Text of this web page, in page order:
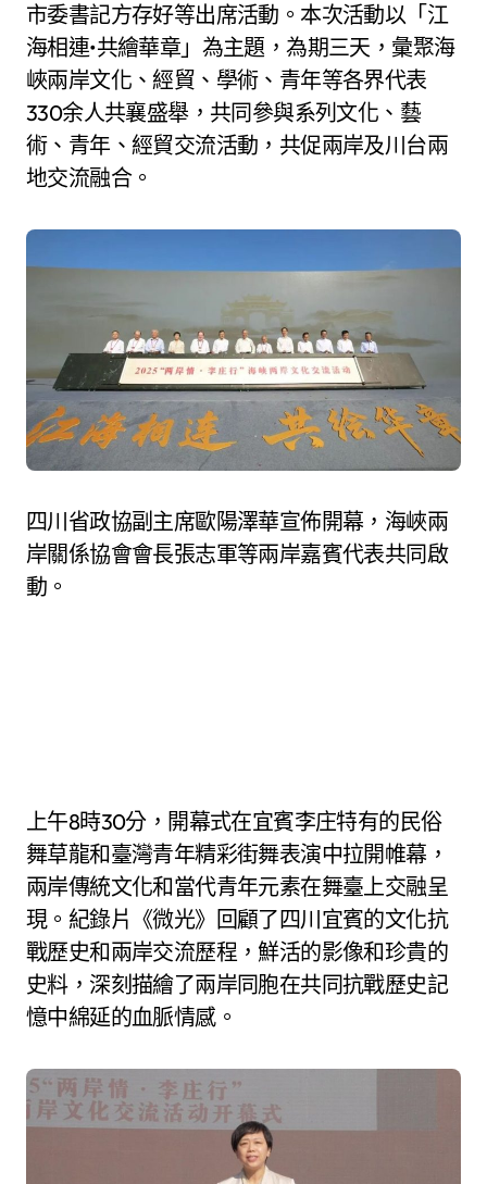
市委書記方存好等出席活動。本次活動以「江
海相連•共繪華章」為主題，為期三天，彙聚海
峽兩岸文化、經貿、學術、青年等各界代表
330余人共襄盛舉，共同參與系列文化、藝
術、青年、經貿交流活動，共促兩岸及川台兩
地交流融合。
四川省政協副主席歐陽澤華宣佈開幕，海峽兩
岸關係協會會長張志軍等兩岸嘉賓代表共同啟
動。
上午8時30分，開幕式在宜賓李庄特有的民俗
舞草龍和臺灣青年精彩街舞表演中拉開帷幕，
兩岸傳統文化和當代青年元素在舞臺上交融呈
現。紀錄片《微光》回顧了四川宜賓的文化抗
戰歷史和兩岸交流歷程，鮮活的影像和珍貴的
史料，深刻描繪了兩岸同胞在共同抗戰歷史記
憶中綿延的血脈情感。